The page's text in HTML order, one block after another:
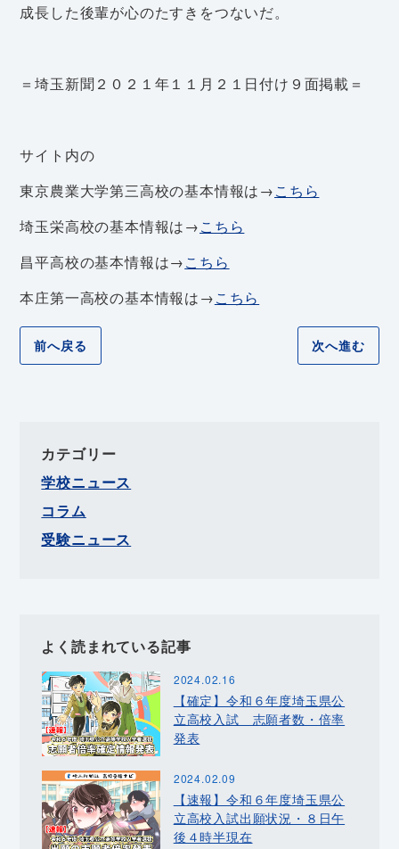
成長した後輩が心のたすきをつないだ。
＝埼玉新聞２０２１年１１月２１日付け９面掲載＝
サイト内の
東京農業大学第三高校の基本情報は→こちら
埼玉栄高校の基本情報は→こちら
昌平高校の基本情報は→こちら
本庄第一高校の基本情報は→こちら
前へ戻る 次へ進む
カテゴリー
学校ニュース
コラム
受験ニュース
よく読まれている記事
2024.02.16
【確定】令和６年度埼玉県公
立高校入試 志願者数・倍率
発表
2024.02.09
【速報】令和６年度埼玉県公
立高校入試出願状況・８日午
後４時半現在